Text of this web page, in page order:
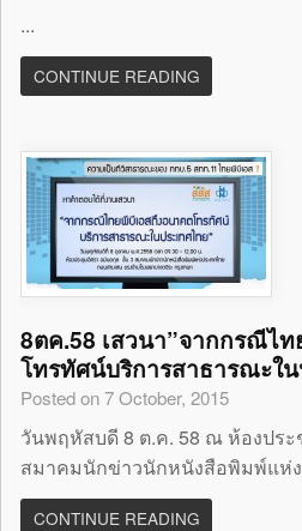
...
CONTINUE READING
8ตค.58 เสวนา”จากกรณีไ
โทรทัศน์บริการสาธารณะใน
Posted on 7 October, 2015
วันพฤหัสบดี 8 ต.ค. 58 ณ ห้องปร
สมาคมนักข่าวนักหนังสือพิมพ์แห่ง
CONTINUE READING